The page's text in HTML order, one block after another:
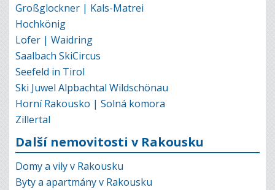
Großglockner | Kals-Matrei
Hochkönig
Lofer | Waidring
Saalbach SkiCircus
Seefeld in Tirol
Ski Juwel Alpbachtal Wildschönau
Horní Rakousko | Solná komora
Zillertal
Další nemovitosti v Rakousku
Domy a vily v Rakousku
Byty a apartmány v Rakousku